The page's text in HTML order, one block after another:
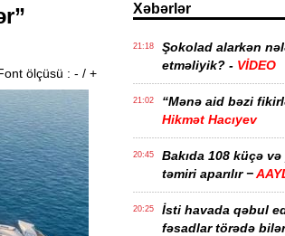
ölçüsü : - / +
Xəbərlər
21:18
Şokolad alarkən
etməliyik? - VİDEO
21:02
“Mənə aid bəzi
Hikmət Hacıyev
20:45
Bakıda 108 küçə
təmiri aparılır −
20:25
İsti havada qəbul
fəsadlar törədə